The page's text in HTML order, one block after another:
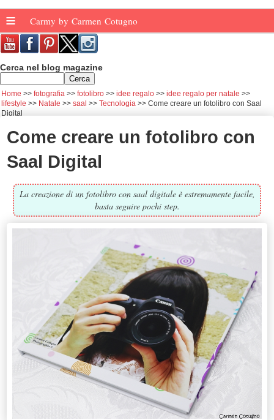
≡ Carmy by Carmen Cotugno
Cerca nel blog magazine
Home fotografia fotolibro idee regalo
idee regalo per natale
lifestyle
Natale saal Tecnologia
Come creare un fotolibro con Saal
Digital
Come creare un fotolibro con
Saal Digital
La creazione di un fotolibro con saal digitale è estremamente facile,
basta seguire pochi step.